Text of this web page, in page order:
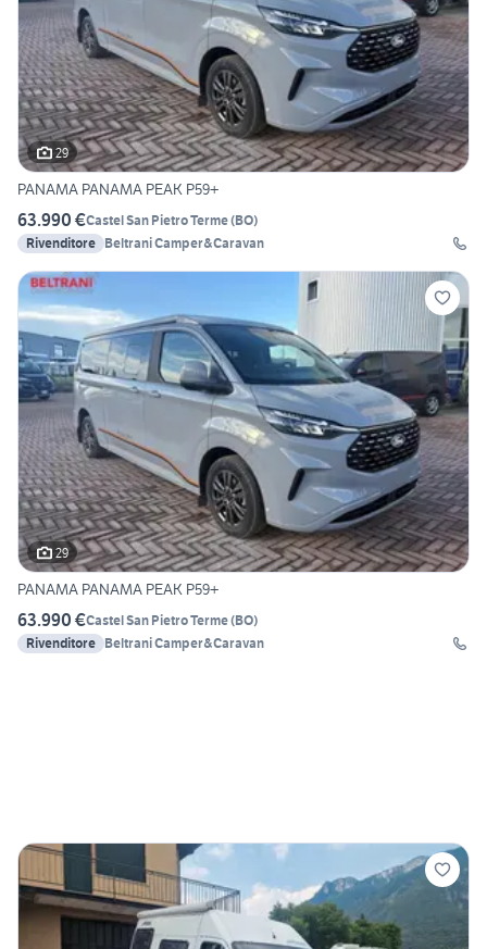
29
PANAMA PANAMA PEAK P59+
63.990 €Castel San Pietro Terme(BO)
Rivenditore Beltrani Camper&Caravan
29
PANAMA PANAMA PEAK P59+
63.990 €Castel San Pietro Terme(BO)
Rivenditore Beltrani Camper&Caravan